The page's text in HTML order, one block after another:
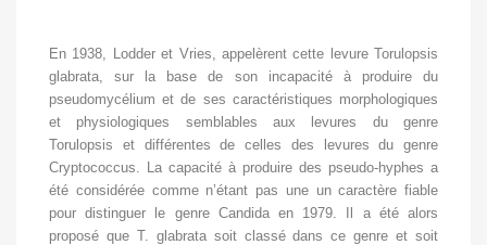
En 1938, Lodder et Vries, appelèrent cette levure Torulopsis
glabrata, sur la base de son incapacité à produire du
pseudomycélium et de ses caractéristiques morphologiques
et physiologiques semblables aux levures du genre
Torulopsis et différentes de celles des levures du genre
Cryptococcus. La capacité à produire des pseudo-hyphes a
été considérée comme n’étant pas une un caractère fiable
pour distinguer le genre Candida en 1979. Il a été alors
proposé que T. glabrata soit classé dans ce genre et soit